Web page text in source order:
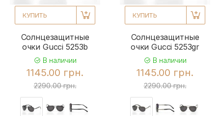
КУПИТЬ
Солнцезащитные
очки Gucci 5253b
В наличии
1145.00 грн.
2290.00 грн.
КУПИТЬ
Солнцезащитные
очки Gucci 5253gr
В наличии
1145.00 грн.
2290.00 грн.